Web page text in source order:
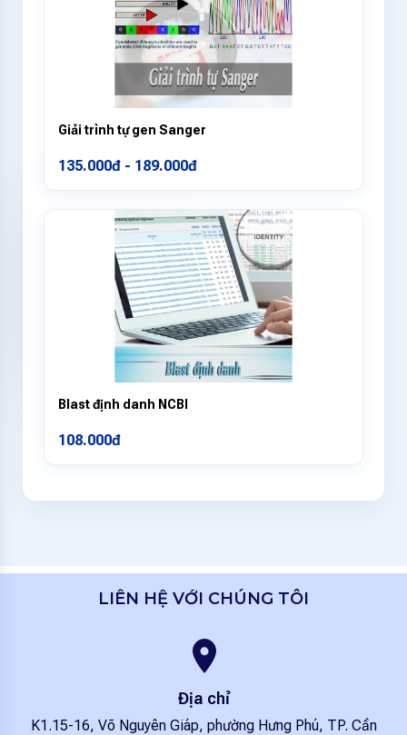
Giải trình tự gen Sanger
135.000đ - 189.000đ
Blast định danh NCBI
108.000đ
LIÊN HỆ VỚI CHÚNG TÔI
Địa chỉ
K1.15-16, Võ Nguyên Giáp, phường Hưng Phú, TP. Cần